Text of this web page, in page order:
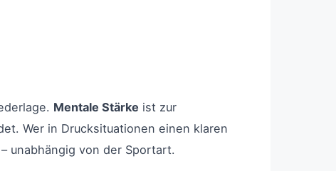
Mentale Stärke ist zur
Wer in Drucksituationen einen klaren
unabhängig von der Sportart.